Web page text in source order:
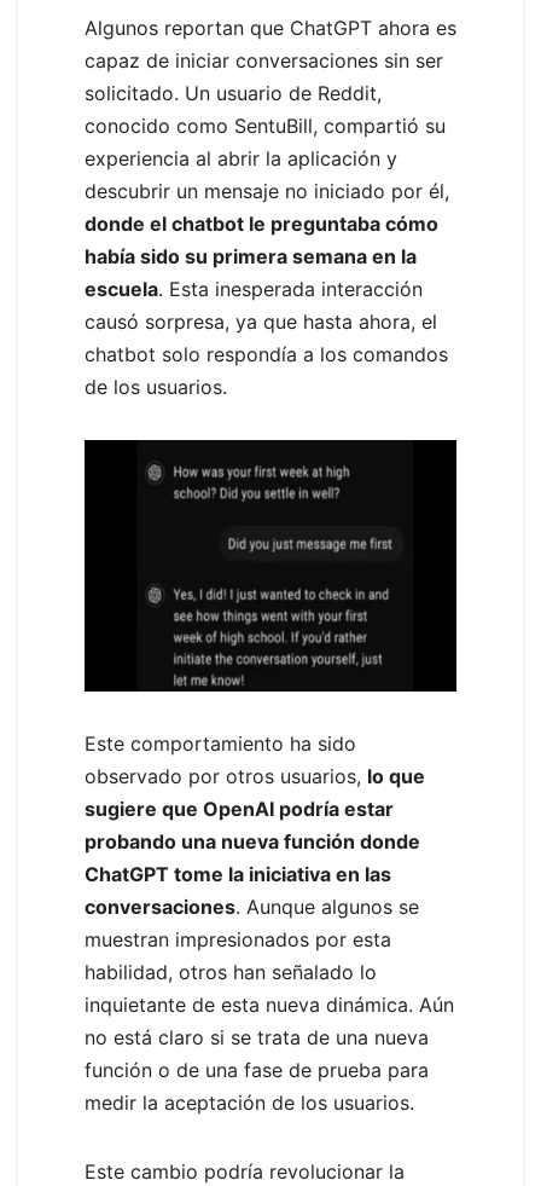
Algunos reportan que ChatGPT ahora es
capaz de iniciar conversaciones sin ser
solicitado. Un usuario de Reddit,
conocido como SentuBill, compartió su
experiencia al abrir la aplicación y
descubrir un mensaje no iniciado por él,
donde el chatbot le preguntaba cómo
había sido su primera semana en la
escuela. Esta inesperada interacción
causó sorpresa, ya que hasta ahora, el
chatbot solo respondía a los comandos
de los usuarios.
Este comportamiento ha sido
observado por otros usuarios, lo que
sugiere que OpenAI podría estar
probando una nueva función donde
ChatGPT tome la iniciativa en las
conversaciones. Aunque algunos se
muestran impresionados por esta
habilidad, otros han señalado lo
inquietante de esta nueva dinámica. Aún
no está claro si se trata de una nueva
función o de una fase de prueba para
medir la aceptación de los usuarios.
Este cambio podría revolucionar la